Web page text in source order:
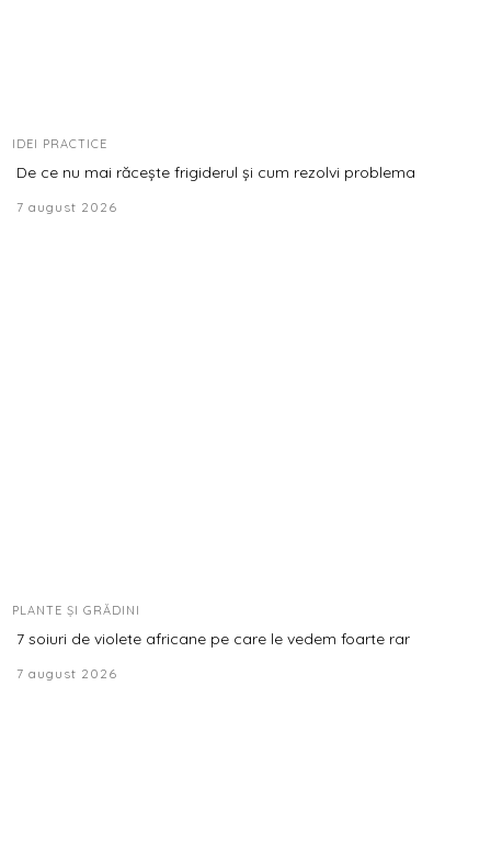
IDEI PRACTICE
De ce nu mai răcește frigiderul și cum rezolvi problema
7 august 2026
PLANTE ȘI GRĂDINI
7 soiuri de violete africane pe care le vedem foarte rar
7 august 2026